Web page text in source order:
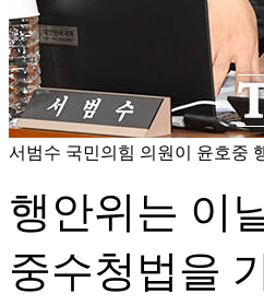
서범수 국민의힘 의원이 윤호중
행안위는 이
중수청법을